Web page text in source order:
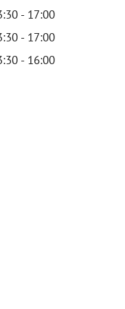
- 17:00
- 17:00
- 16:00